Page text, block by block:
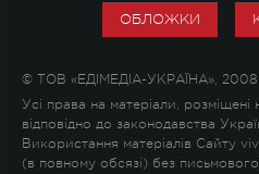
ОБЛОЖКИ
© ТОВ «ЕДІМЕДІА-УКРАЇНА»,
Усі права на матеріали,
відповідно до законодавства
Використання матеріалів Сайту
(в повному обсязі) без